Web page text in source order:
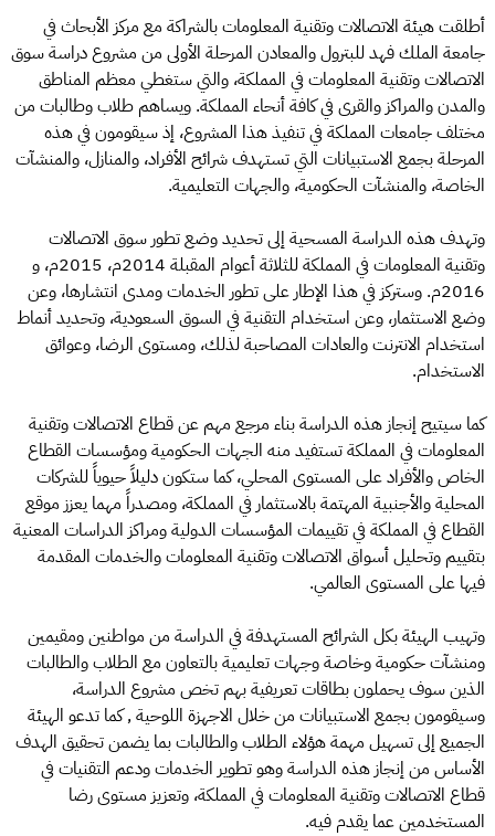
أطلقت هيئة الاتصالات وتقنية المعلومات بالشراكة مع مركز الأبحاث في
جامعة الملك فهد للبترول والمعادن المرحلة الأولى من مشروع دراسة سوق
الاتصالات وتقنية المعلومات في المملكة، والتي ستغطي معظم المناطق
والمدن والمراكز والقرى في كافة أنحاء المملكة. ويساهم طلاب وطالبات من
مختلف جامعات المملكة في تنفيذ هذا المشروع، إذ سيقومون في هذه
المرحلة بجمع الاستبيانات التي تستهدف شرائح الأفراد، والمنازل، والمنشآت
الخاصة، والمنشآت الحكومية، والجهات التعليمية.
وتهدف هذه الدراسة المسحية إلى تحديد وضع تطور سوق الاتصالات
وتقنية المعلومات في المملكة للثلاثة أعوام المقبلة 2014م، 2015م، و
2016م. وستركز في هذا الإطار على تطور الخدمات ومدى انتشارها، وعن
وضع الاستثمار، وعن استخدام التقنية في السوق السعودية، وتحديد أنماط
استخدام الانترنت والعادات المصاحبة لذلك، ومستوى الرضا، وعوائق
الاستخدام.
كما سيتيح إنجاز هذه الدراسة بناء مرجع مهم عن قطاع الاتصالات وتقنية
المعلومات في المملكة تستفيد منه الجهات الحكومية ومؤسسات القطاع
الخاص والأفراد على المستوى المحلي، كما ستكون دليلاً حيوياً للشركات
المحلية والأجنبية المهتمة بالاستثمار في المملكة، ومصدراً مهما يعزز موقع
القطاع في المملكة في تقييمات المؤسسات الدولية ومراكز الدراسات المعنية
بتقييم وتحليل أسواق الاتصالات وتقنية المعلومات والخدمات المقدمة
فيها على المستوى العالمي.
وتهيب الهيئة بكل الشرائح المستهدفة في الدراسة من مواطنين ومقيمين
ومنشآت حكومية وخاصة وجهات تعليمية بالتعاون مع الطلاب والطالبات
الذين سوف يحملون بطاقات تعريفية بهم تخص مشروع الدراسة،
وسيقومون بجمع الاستبيانات من خلال الاجهزة اللوحية , كما تدعو الهيئة
الجميع إلى تسهيل مهمة هؤلاء الطلاب والطالبات بما يضمن تحقيق الهدف
الأساس من إنجاز هذه الدراسة وهو تطوير الخدمات ودعم التقنيات في
قطاع الاتصالات وتقنية المعلومات في المملكة، وتعزيز مستوى رضا
المستخدمين عما يقدم فيه.